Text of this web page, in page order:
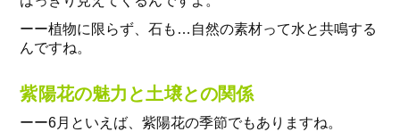
ーー植物に限らず、石も…自然の素材って水と共鳴する
んですね。
紫陽花の魅力と土壌との関係
ーー6月といえば、紫陽花の季節でもありますね。